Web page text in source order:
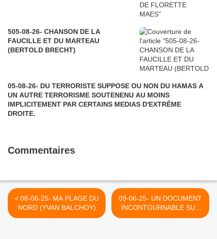
505-08-26- CHANSON DE LA
FAUCILLE ET DU MARTEAU
(BERTOLD BRECHT)
05-08-26- DU TERRORISTE SUPPOSE OU NON DU HAMAS A
UN AUTRE TERRORISME SOUTENENU AU MOINS
IMPLICITEMENT PAR CERTAINS MEDIAS D'EXTRÊME
DROITE.
Commentaires
< 08-06-25- MA PLAGE DU
NORD (YVAN BALCHOY)
09-06-25- UN DOCUMENT
INCONTOURNABLE SUR
L'AFFAIRE GEORGES